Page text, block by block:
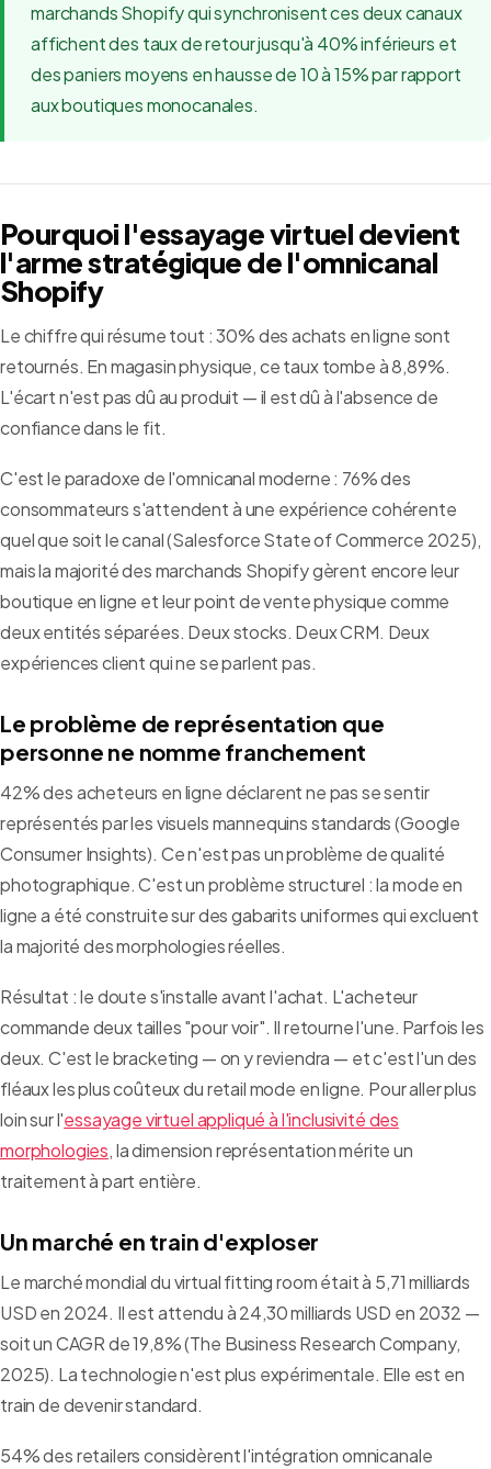
marchands Shopify qui synchronisent ces deux canaux
affichent des taux de retour jusqu'à 40% inférieurs et
des paniers moyens en hausse de 10 à 15% par rapport
aux boutiques monocanales.
Pourquoi l'essayage virtuel devient
l'arme stratégique de l'omnicanal
Shopify
Le chiffre qui résume tout : 30% des achats en ligne sont
retournés. En magasin physique, ce taux tombe à 8,89%.
L'écart n'est pas dû au produit — il est dû à l'absence de
confiance dans le fit.
C'est le paradoxe de l'omnicanal moderne : 76% des
consommateurs s'attendent à une expérience cohérente
quel que soit le canal (Salesforce State of Commerce 2025),
mais la majorité des marchands Shopify gèrent encore leur
boutique en ligne et leur point de vente physique comme
deux entités séparées. Deux stocks. Deux CRM. Deux
expériences client qui ne se parlent pas.
Le problème de représentation que
personne ne nomme franchement
42% des acheteurs en ligne déclarent ne pas se sentir
représentés par les visuels mannequins standards (Google
Consumer Insights). Ce n'est pas un problème de qualité
photographique. C'est un problème structurel : la mode en
ligne a été construite sur des gabarits uniformes qui excluent
la majorité des morphologies réelles.
Résultat : le doute s'installe avant l'achat. L'acheteur
commande deux tailles "pour voir". Il retourne l'une. Parfois les
deux. C'est le bracketing — on y reviendra — et c'est l'un des
fléaux les plus coûteux du retail mode en ligne. Pour aller plus
loin sur l'essayage virtuel appliqué à l'inclusivité des
morphologies, la dimension représentation mérite un
traitement à part entière.
Un marché en train d'exploser
Le marché mondial du virtual fitting room était à 5,71 milliards
USD en 2024. Il est attendu à 24,30 milliards USD en 2032 —
soit un CAGR de 19,8% (The Business Research Company,
2025). La technologie n'est plus expérimentale. Elle est en
train de devenir standard.
54% des retailers considèrent l'intégration omnicanale